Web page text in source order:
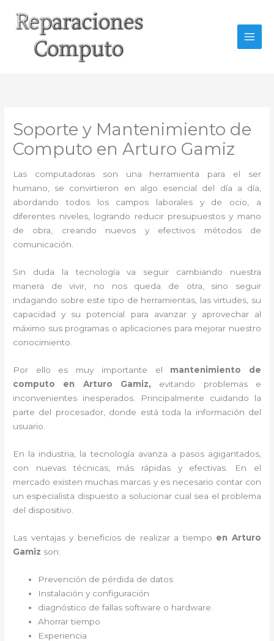
contenido
Soporte y Mantenimiento de
Computo en Arturo Gamiz
Las computadoras son una herramienta para el ser
humano, se convirtieron en algo esencial del día a día,
abordando todos los campos laborales y de ocio, a
diferentes niveles, logrando reducir presupuestos y mano
de obra, creando nuevos y efectivos métodos de
comunicación.
Sin duda la tecnología va seguir cambiando nuestra
manera de vivir, no nos queda de otra, sino seguir
indagando sobre este tipo de herramientas, las virtudes, su
capacidad y su potencial para avanzar y aprovechar al
máximo sus programas o aplicaciones para mejorar nuestro
conocimiento.
Por ello es muy importante el mantenimiento de
computo en Arturo Gamiz, evitando problemas e
inconvenientes inesperados. Principalmente cuidando la
parte del procesador, donde está toda la información del
usuario.
En la industria, la tecnología avanza a pasos agigantados,
con nuevas técnicas, más rápidas y efectivas . En el
mercado existen muchas marcas y es necesario contar con
un especialista dispuesto a solucionar cual sea el problema
del dispositivo.
Las ventajas y beneficios de realizar a tiempo en Arturo
Gamiz son:
Prevención de pérdida de datos
Instalación y configuración
diagnóstico de fallas software o hardware
Ahorrar tiempo
Experiencia